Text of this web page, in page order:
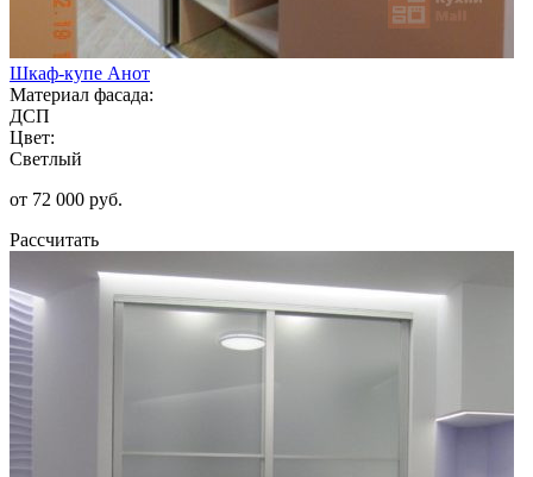
Шкаф-купе Анот
Материал фасада:
ДСП
Цвет:
Светлый
от 72 000 руб.
Рассчитать